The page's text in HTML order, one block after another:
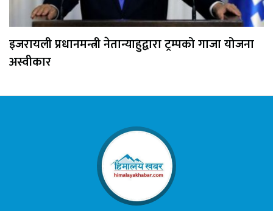
इजरायली प्रधानमन्त्री नेतान्याहुद्वारा ट्रम्पको गाजा योजना
अस्वीकार